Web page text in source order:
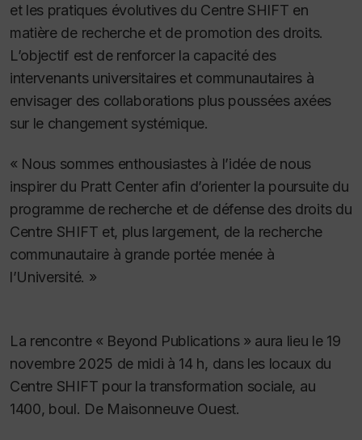
et les pratiques évolutives du Centre SHIFT en
matière de recherche et de promotion des droits.
L’objectif est de renforcer la capacité des
intervenants universitaires et communautaires à
envisager des collaborations plus poussées axées
sur le changement systémique.
« Nous sommes enthousiastes à l’idée de nous
inspirer du Pratt Center afin d’orienter la poursuite du
programme de recherche et de défense des droits du
Centre SHIFT et, plus largement, de la recherche
communautaire à grande portée menée à
l’Université. »
La rencontre « Beyond Publications » aura lieu le 19
novembre 2025 de midi à 14 h, dans les locaux du
Centre SHIFT pour la transformation sociale, au
1400, boul. De Maisonneuve Ouest.